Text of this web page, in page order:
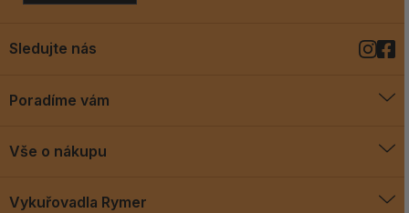
Poradíme vám
Blog
Vše o nákupu
Vykuřovadla Rymer
Sledujte nás